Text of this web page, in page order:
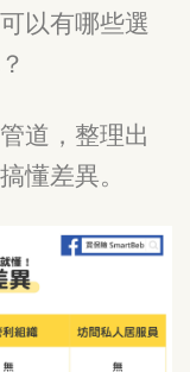
以有哪些選
道，整理出
懂差異。